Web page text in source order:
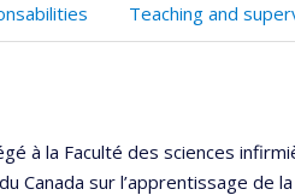
(faculté,département,école)
Teaching and
à la Faculté des sciences
Canada sur l’apprentissage de